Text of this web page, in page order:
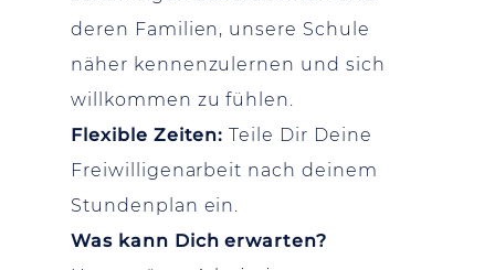
deren Familien, unsere Schule
näher kennenzulernen und sich
willkommen zu fühlen.
Flexible Zeiten: Teile Dir Deine
Freiwilligenarbeit nach deinem
Stundenplan ein.
Was kann Dich erwarten?